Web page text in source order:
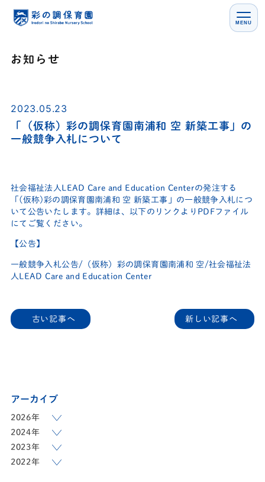
MENU
お知らせ
2023.05.23
「（仮称）彩の調保育園南浦和 空 新築工事」の
一般競争入札について
社会福祉法人LEAD Care and Education Centerの発注する
「(仮称)彩の調保育園南浦和 空 新築工事」の一般競争入札につ
いて公告いたします。詳細は、以下のリンクよりPDFファイル
にてご覧ください。
【公告】
一般競争入札公告/ （仮称）彩の調保育園南浦和 空 /社会福祉法
人 LEAD Care and Education Center
古い記事へ 新しい記事へ
アーカイブ
2026年
2024年
2023年
2022年